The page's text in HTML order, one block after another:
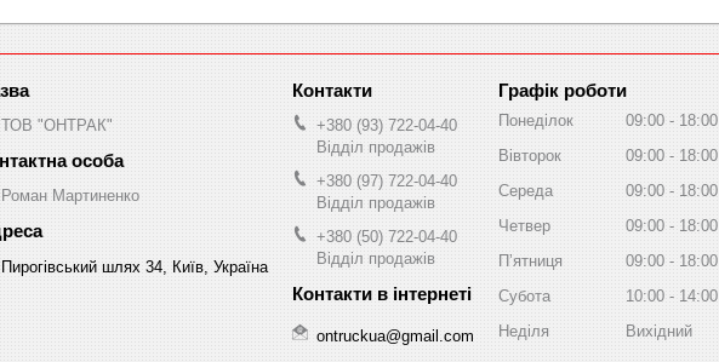
ТОВ "ОНТРАК"
Роман Мартиненко
Пирогівський шлях 34, Київ, Україна
+380 (93) 722-04-40
Відділ продажів
+380 (97) 722-04-40
Відділ продажів
+380 (50) 722-04-40
Відділ продажів
ontruckua@gmail.com
Графік роботи
Понеділок 09:00
18:00
Вівторок
09:00
18:00
Середа
09:00
18:00
Четвер
09:00
18:00
Пʼятниця
09:00
18:00
Субота
10:00
14:00
Неділя
Вихідний